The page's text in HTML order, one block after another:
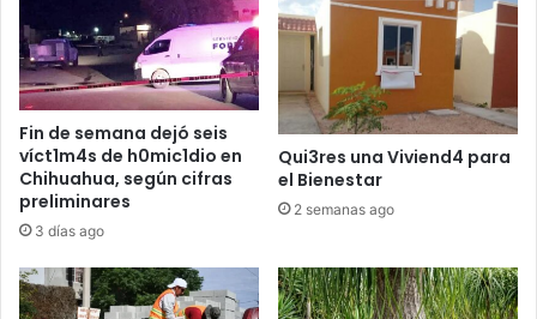
Fin de semana dejó seis
víct1m4s de h0mic1dio en
Chihuahua, según cifras
preliminares
3 días ago
Qui3res una Viviend4 para
el Bienestar
2 semanas ago